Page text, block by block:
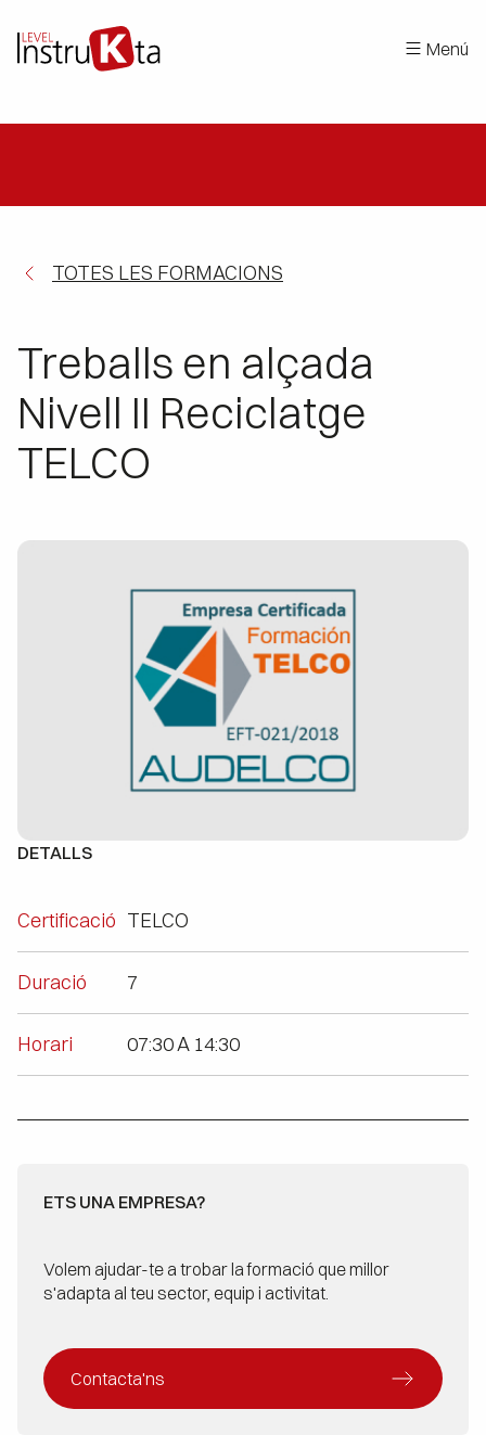
Menú
TOTES LES FORMACIONS
Treballs en alçada
Nivell II Reciclatge
TELCO
DETALLS
Certificació TELCO
Duració 7
Horari 07:30 A 14:30
ETS UNA EMPRESA?
Volem ajudar-te a trobar la formació que millor
s'adapta al teu sector, equip i activitat.
Contacta'ns